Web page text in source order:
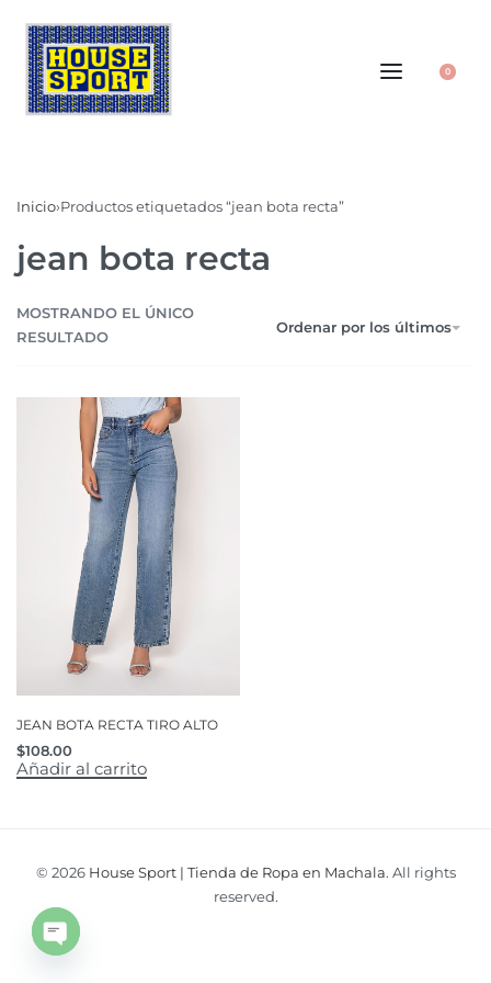
0
Inicio›Productos etiquetados “jean bota recta”
jean bota recta
MOSTRANDO EL ÚNICO
RESULTADO
Ordenar por los últimos
JEAN BOTA RECTA TIRO ALTO
$108.00
Añadir al carrito
© 2026 House Sport | Tienda de Ropa en Machala. All rights
reserved.
Open